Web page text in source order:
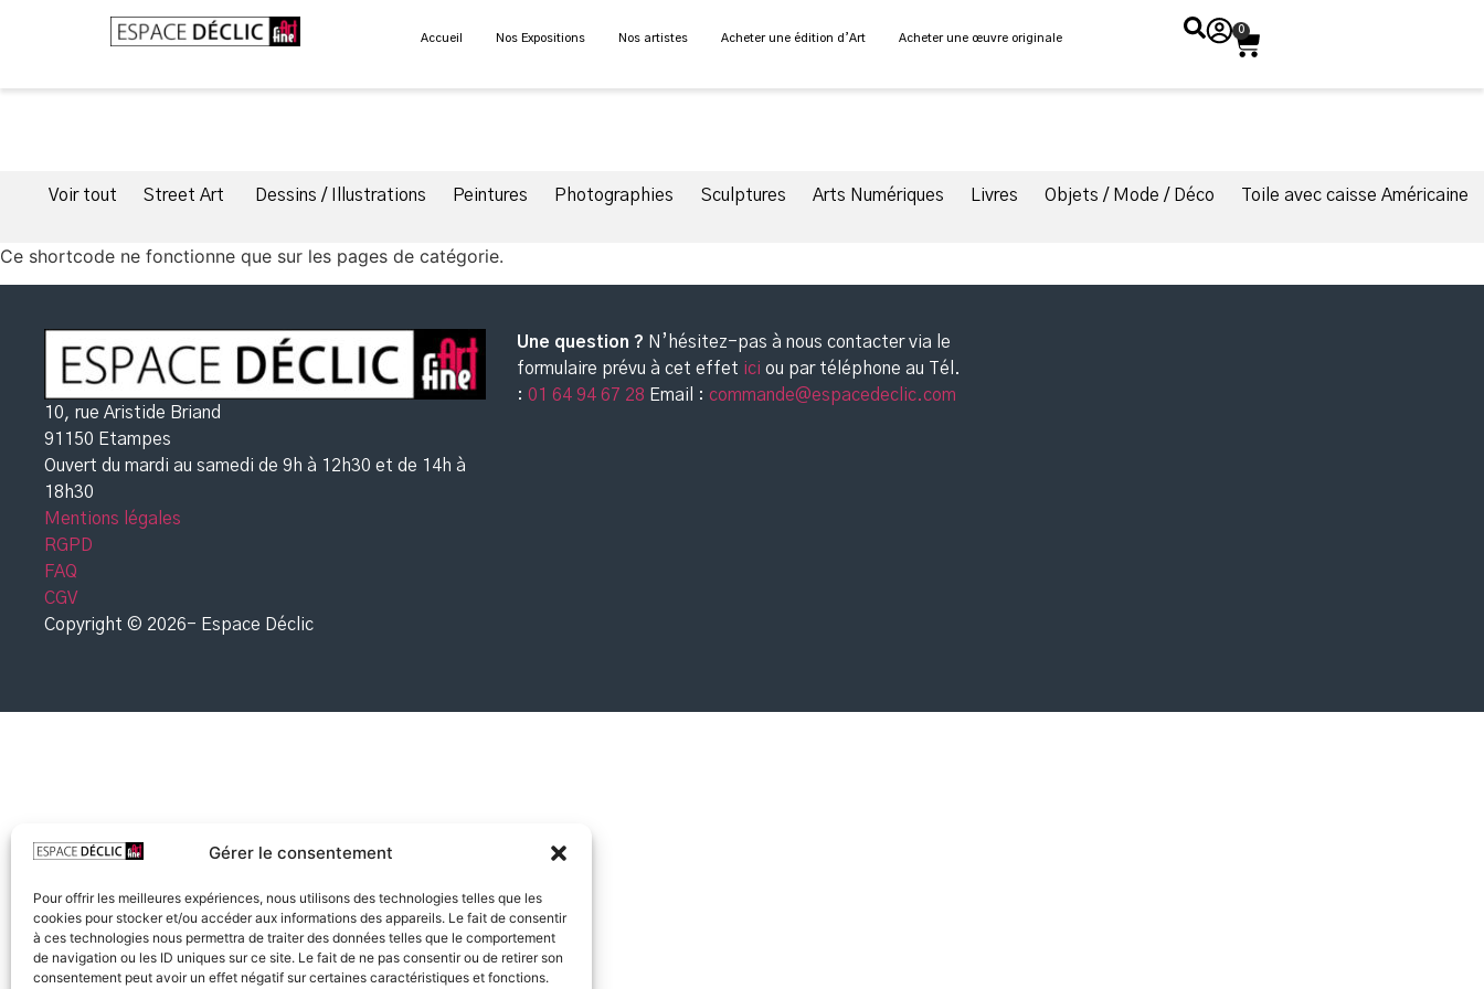
Gérer le consentement
Pour offrir les meilleures expériences, nous utilisons des technologies telles que les
cookies pour stocker et/ou accéder aux informations des appareils. Le fait de consentir
à ces technologies nous permettra de traiter des données telles que le comportement
de navigation ou les ID uniques sur ce site. Le fait de ne pas consentir ou de retirer son
consentement peut avoir un effet négatif sur certaines caractéristiques et fonctions.
Accueil Nos Expositions Nos artistes Acheter une édition d’Art Acheter une œuvre originale
0
Voir tout Street Art Dessins / Illustrations Peintures Photographies Sculptures Arts Numériques Livres Objets / Mode / Déco Toile avec caisse Américaine
Ce shortcode ne fonctionne que sur les pages de catégorie.
10, rue Aristide Briand
91150 Etampes
Ouvert du mardi au samedi de 9h à 12h30 et de 14h à
18h30
Mentions légales
RGPD
FAQ
CGV
Copyright © 2026- Espace Déclic
Une question ? N’hésitez-pas à nous contacter via le
formulaire prévu à cet effet ici ou par téléphone au
Tél.
: 01 64 94 67 28 Email : commande@espacedeclic.com